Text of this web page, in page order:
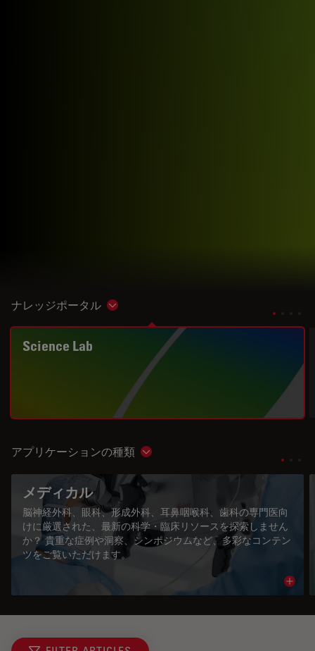
ナレッジポータル Show subnavigation
Science Lab
アプリケーションの種類 Show subnavigation
メディカル
脳神経外科、眼科、形成外科、耳鼻咽喉科、歯科の専門医向
けに厳選された、最新の科学・臨床リソースを探索しません
か？ 貴重な症例や洞察、シンポジウムなど、多彩なコンテン
ツをご覧いただけます。